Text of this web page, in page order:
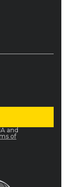
and
of